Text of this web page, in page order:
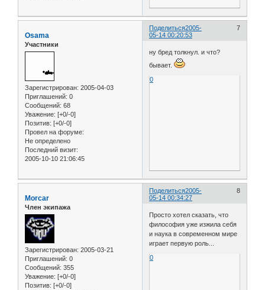
Поделиться 7
2005-
05-14 00:20:53
Osama
Участники
Зарегистрирован: 2005-04-03
Приглашений: 0
Сообщений: 68
Уважение: [+0/-0]
Позитив: [+0/-0]
Провел на форуме:
Не определено
Последний визит:
2005-10-10 21:06:45
ну бред толкнул. и что?
бывает.
0
Поделиться 8
2005-
05-14 00:34:27
Morcar
Член экипажа
Зарегистрирован: 2005-03-21
Приглашений: 0
Сообщений: 355
Уважение: [+0/-0]
Позитив: [+0/-0]
Просто хотел сказать, что
философия уже изжила себя
и наука в современном мире
играет первую роль...
0